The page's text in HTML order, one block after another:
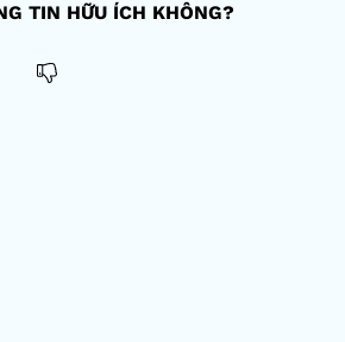
TIN HỮU ÍCH KHÔNG?